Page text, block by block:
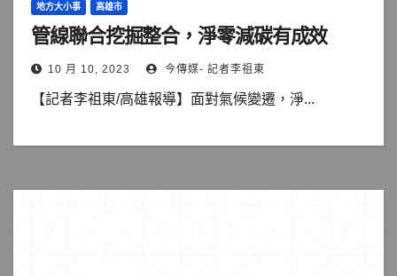
地方大小事 高雄市
管線聯合挖掘整合，淨零減碳有成效
10 月 10, 2023 今傳媒- 記者李祖東
【記者李祖東/高雄報導】面對氣候變遷，淨...